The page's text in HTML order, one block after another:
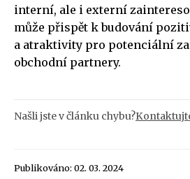
interní, ale i externí
může přispět k budování
a atraktivity pro potenciální
obchodní partnery.
Našli jste v článku chybu?
Publikováno: 02. 03. 2024